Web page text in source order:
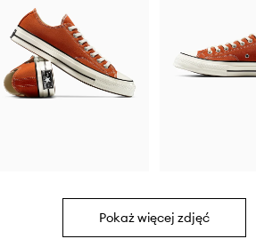
Pokaż więcej zdjęć